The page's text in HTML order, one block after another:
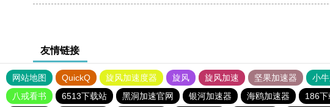
友情链接
网站地图 QuickQ 旋风加速度器 旋风 旋风加速 坚果加速器 小
八戒看书
6513下载站 黑洞加速官网 银河加速器 海鸥加速器 186